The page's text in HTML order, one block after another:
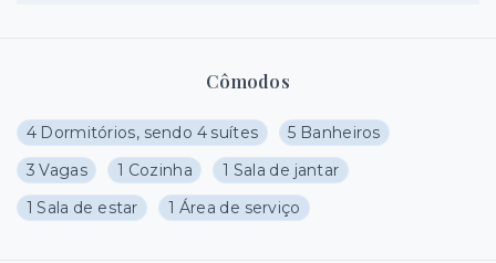
Cômodos
4 Dormitórios, sendo 4 suítes
5 Banheiros
3 Vagas
1 Cozinha
1 Sala de jantar
1 Sala de estar
1 Área de serviço